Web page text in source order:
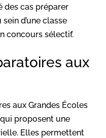
des cas préparer
d’une classe
concours sélectif.
aux
aux Grandes Écoles
proposent une
Elles permettent